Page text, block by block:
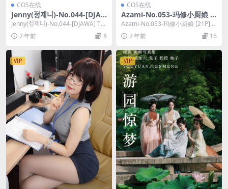
COS在线
Jenny(정제니)-No.044-[DJAW
A] The Smashing Sailorette
(+S.Ver) [72P]
Jenny(정제니)-No.044-[DJAWA] Th
e Smashi...
2 年前 8
COS在线
Azami-No.053-玛修小厨娘 [2
1P]
Azami-No.053-玛修小厨娘 [21P]，
Azami在线作品导航：Aza...
2 年前 16
VIP VIP